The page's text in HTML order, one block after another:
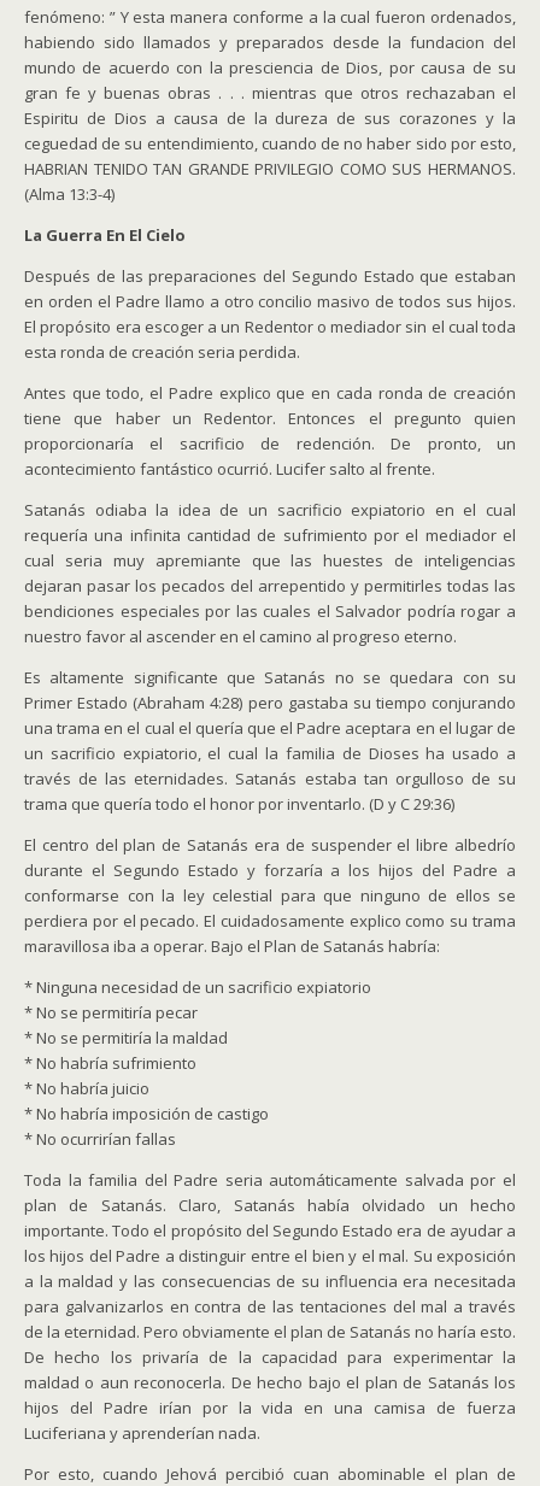
fenómeno: ” Y esta manera conforme a la cual fueron ordenados,
habiendo sido llamados y preparados desde la fundacion del
mundo de acuerdo con la presciencia de Dios, por causa de su
gran fe y buenas obras . . . mientras que otros rechazaban el
Espiritu de Dios a causa de la dureza de sus corazones y la
ceguedad de su entendimiento, cuando de no haber sido por esto,
HABRIAN TENIDO TAN GRANDE PRIVILEGIO COMO SUS HERMANOS.
(Alma 13:3-4)
La Guerra En El Cielo
Después de las preparaciones del Segundo Estado que estaban
en orden el Padre llamo a otro concilio masivo de todos sus hijos.
El propósito era escoger a un Redentor o mediador sin el cual toda
esta ronda de creación seria perdida.
Antes que todo, el Padre explico que en cada ronda de creación
tiene que haber un Redentor. Entonces el pregunto quien
proporcionaría el sacrificio de redención. De pronto, un
acontecimiento fantástico ocurrió. Lucifer salto al frente.
Satanás odiaba la idea de un sacrificio expiatorio en el cual
requería una infinita cantidad de sufrimiento por el mediador el
cual seria muy apremiante que las huestes de inteligencias
dejaran pasar los pecados del arrepentido y permitirles todas las
bendiciones especiales por las cuales el Salvador podría rogar a
nuestro favor al ascender en el camino al progreso eterno.
Es altamente significante que Satanás no se quedara con su
Primer Estado (Abraham 4:28) pero gastaba su tiempo conjurando
una trama en el cual el quería que el Padre aceptara en el lugar de
un sacrificio expiatorio, el cual la familia de Dioses ha usado a
través de las eternidades. Satanás estaba tan orgulloso de su
trama que quería todo el honor por inventarlo. (D y C 29:36)
El centro del plan de Satanás era de suspender el libre albedrío
durante el Segundo Estado y forzaría a los hijos del Padre a
conformarse con la ley celestial para que ninguno de ellos se
perdiera por el pecado. El cuidadosamente explico como su trama
maravillosa iba a operar. Bajo el Plan de Satanás habría:
* Ninguna necesidad de un sacrificio expiatorio
* No se permitiría pecar
* No se permitiría la maldad
* No habría sufrimiento
* No habría juicio
* No habría imposición de castigo
* No ocurrirían fallas
Toda la familia del Padre seria automáticamente salvada por el
plan de Satanás. Claro, Satanás había olvidado un hecho
importante. Todo el propósito del Segundo Estado era de ayudar a
los hijos del Padre a distinguir entre el bien y el mal. Su exposición
a la maldad y las consecuencias de su influencia era necesitada
para galvanizarlos en contra de las tentaciones del mal a través
de la eternidad. Pero obviamente el plan de Satanás no haría esto.
De hecho los privaría de la capacidad para experimentar la
maldad o aun reconocerla. De hecho bajo el plan de Satanás los
hijos del Padre irían por la vida en una camisa de fuerza
Luciferiana y aprenderían nada.
Por esto, cuando Jehová percibió cuan abominable el plan de